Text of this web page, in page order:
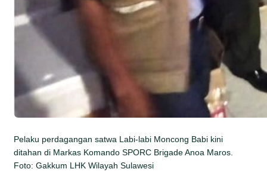
Pelaku perdagangan satwa Labi-labi Moncong Babi kini
ditahan di Markas Komando SPORC Brigade Anoa Maros.
Foto: Gakkum LHK Wilayah Sulawesi